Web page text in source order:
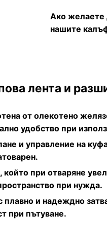
Ако желаете
нашите
лента и
от олекотено
удобство при
и управление на
при отваряне
при нужда.
плавно и надеждно
при пътуване.